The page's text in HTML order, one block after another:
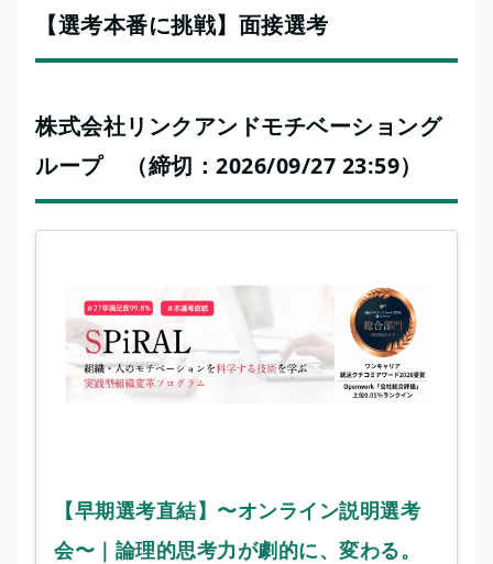
【選考本番に挑戦】面接選考
株式会社リンクアンドモチベーショング
ループ （締切：2026/09/27 23:59）
【早期選考直結】〜オンライン説明選考
会〜｜論理的思考力が劇的に、変わる。